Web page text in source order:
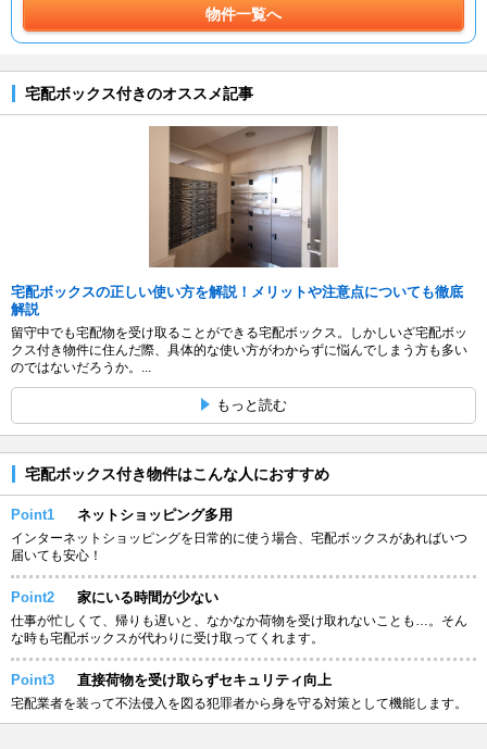
物件一覧へ
宅配ボックス付きのオススメ記事
宅配ボックスの正しい使い方を解説！メリットや注意点についても徹底
解説
留守中でも宅配物を受け取ることができる宅配ボックス。しかしいざ宅配ボッ
クス付き物件に住んだ際、具体的な使い方がわからずに悩んでしまう方も多い
のではないだろうか。...
もっと読む
宅配ボックス付き物件はこんな人におすすめ
Point1 ネットショッピング多用
インターネットショッピングを日常的に使う場合、宅配ボックスがあればいつ
届いても安心！
Point2 家にいる時間が少ない
仕事が忙しくて、帰りも遅いと、なかなか荷物を受け取れないことも…。そん
な時も宅配ボックスが代わりに受け取ってくれます。
Point3 直接荷物を受け取らずセキュリティ向上
宅配業者を装って不法侵入を図る犯罪者から身を守る対策として機能します。